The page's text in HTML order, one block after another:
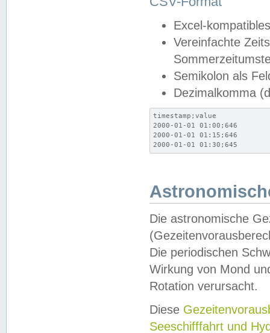
Excel-
Vereinfachte
Semikolon als
Dezimalkomma
timestamp;value
2000-01-01 01:00;646
2000-01-01 01:15;646
2000-01-01 01:30;645
Die astronomische
Die periodischen
Wirkung von Mond
Rotation verursacht.
Diese
Seeschifffahrt und